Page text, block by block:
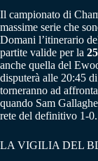
Il campionato di
massime serie che
Domani l’itinerario
partite valide per la
anche quella del
disputerà alle 20:45
torneranno ad
quando Sam
rete del definitivo 1-0.
LA VIGILIA DEL